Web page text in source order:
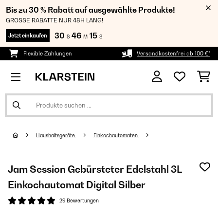
Bis zu 30 % Rabatt auf ausgewählte Produkte!
GROSSE RABATTE NUR 48H LANG!
Jetzt einkaufen 30 S 46 M 15 S
Flexible Zahlungen Versandkostenfrei ab 100 €*
Haushaltsgeräte Einkochautomaten
Jam Session Gebürsteter Edelstahl 3L
Einkochautomat Digital Silber
29 Bewertungen